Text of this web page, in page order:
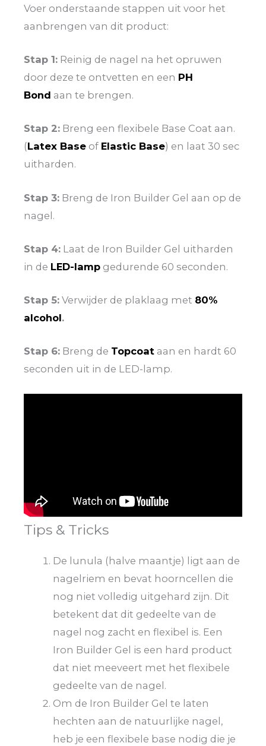
Voer onderstaande stappen uit voor het
aanbrengen van dit product:
Stap 1: Reinig de nagel na het opruwen
door deze te ontvetten en een PH
Bond aan te brengen.
Stap 2: Breng een flexibele Base Coat aan.
(Latex Base of Elastic Base) en laat 30 sec
uitharden.
Stap 3: Breng de Iron Builder Gel aan op de
nagel.
Stap 4: Laat de Iron Builder Gel uitharden
in de LED-lamp gedurende 60 seconden.
Stap 5: Verwijder de plaklaag met 80%
alcohol.
Stap 6: Breng de Topcoat aan en hardt 60
seconden uit in de LED-lamp.
Tips & Tricks
De lunula (halve maantje) ligt aan de
nagelriem en bevat hoorncellen die
nog niet volledig uitgehard zijn. Dit
betekent dat dit gedeelte van de
nagel nog zacht en flexibel is. Een
Iron Builder Gel is een hard product
dat niet meeveert met het flexibele
gedeelte van de nagel.
Om de Iron Builder Gel te laten
hechten aan de natuurlijke nagel,
heb je een flexibele base nodig die je